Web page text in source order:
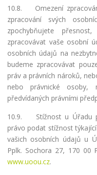
10.8. Omezení
zpracování svých
zpochybňujete
zpracovávat vaše osobní
osobních údajů na
budeme zpracovávat
práv a právních nároků,
nebo právnické osoby,
předvídaných právními
10.9. Stížnost u Úřadu
právo podat stížnost
vašich osobních údajů u
Pplk. Sochora 27, 170 00
www.uoou.cz.